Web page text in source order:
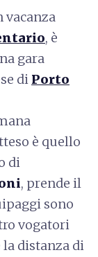
vacanza
, è
gara
di Porto
è quello
di
, prende il
sono
vogatori
distanza di